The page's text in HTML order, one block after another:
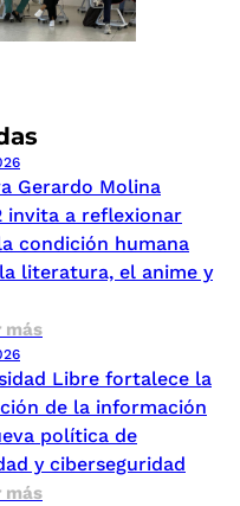
Gerardo Molina
invita a reflexionar
condición humana
literatura, el anime y
más
Libre fortalece la
de la información
política de
y ciberseguridad
más